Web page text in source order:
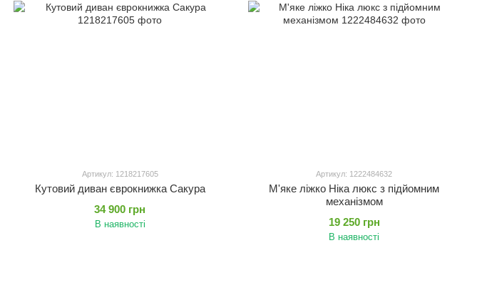
Артикул: 1218217605
Кутовий диван єврокнижка Сакура
34 900 грн
В наявності
Артикул: 1222484632
М'яке ліжко Ніка люкс з підйомним
механізмом
19 250 грн
В наявності